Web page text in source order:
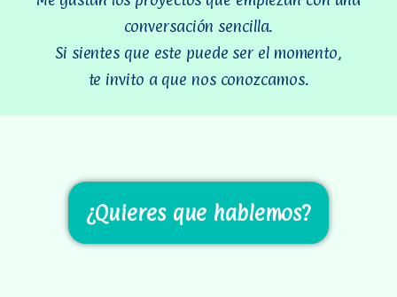
conversación sencilla.
Si sientes que este puede ser el momento,
te invito a que nos conozcamos.
¿Quieres que hablemos?